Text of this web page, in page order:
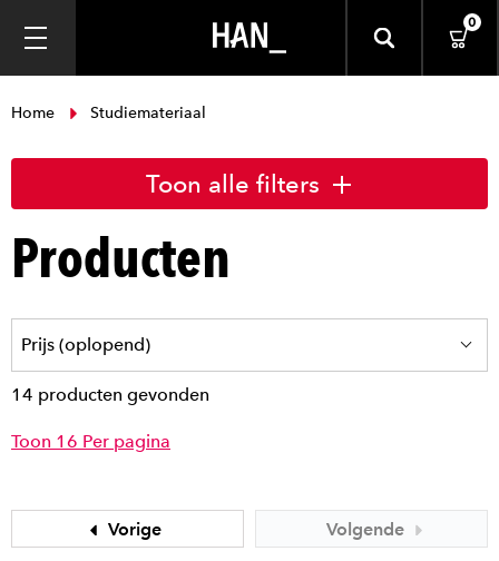
0
Home Studiemateriaal
Toon alle filters
Producten
14 producten gevonden
Toon 16 Per pagina
Vorige Volgende